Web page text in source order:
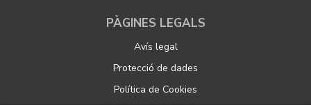
PÀGINES LEGALS
Avís legal
Protecció de dades
Política de Cookies